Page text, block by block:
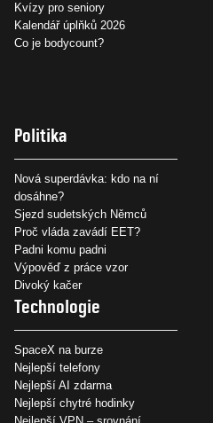
Kvízy pro seniory
Kalendář úplňků 2026
Co je bodycount?
Politika
Nová superdávka: kdo na ní
dosáhne?
Sjezd sudetských Němců
Proč vláda zavádí EET?
Padni komu padni
Výpověď z práce vzor
Divoký kačer
Technologie
SpaceX na burze
Nejlepší telefony
Nejlepší AI zdarma
Nejlepší chytré hodinky